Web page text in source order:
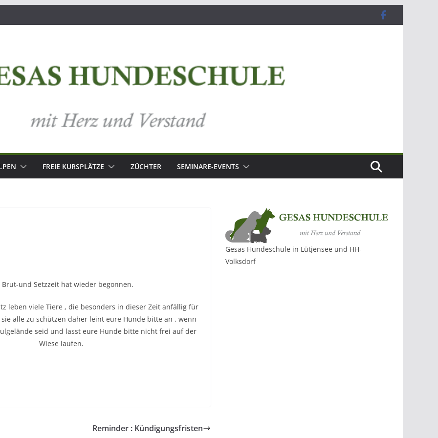
FREIE KURSPLÄTZE ZÜCHTER SEMINARE-EVENTS
Brut-und Setzzeit hat wieder begonnen.
leben viele Tiere , die besonders in dieser Zeit anfällig für
alle zu schützen daher leint eure Hunde bitte an , wenn
seid und lasst eure Hunde bitte nicht frei auf der
Wiese laufen.
Reminder : Kündigungsfristen
Gesas Hundeschule in Lütjensee und HH-
Volksdorf